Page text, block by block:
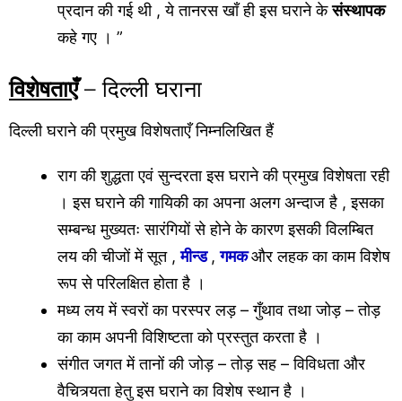
प्रदान की गई थी , ये तानरस खाँ ही इस घराने केसंस्थापक
कहे गए । ”
विशेषताएँ– दिल्ली घराना
दिल्ली घराने की प्रमुख विशेषताएँ निम्नलिखित हैं
राग की शुद्धता एवं सुन्दरता इस घराने की प्रमुख विशेषता रही
। इस घराने की गायिकी का अपना अलग अन्दाज है , इसका
सम्बन्ध मुख्यतः सारंगियों से होने के कारण इसकी विलम्बित
लय की चीजों में सूत ,मीन्ड ,गमकऔर लहक का काम विशेष
रूप से परिलक्षित होता है ।
मध्य लय में स्वरों का परस्पर लड़ – गुँथाव तथा जोड़ – तोड़
का काम अपनी विशिष्टता को प्रस्तुत करता है ।
संगीत जगत में तानों की जोड़ – तोड़ सह – विविधता और
वैचित्र्यता हेतु इस घराने का विशेष स्थान है ।